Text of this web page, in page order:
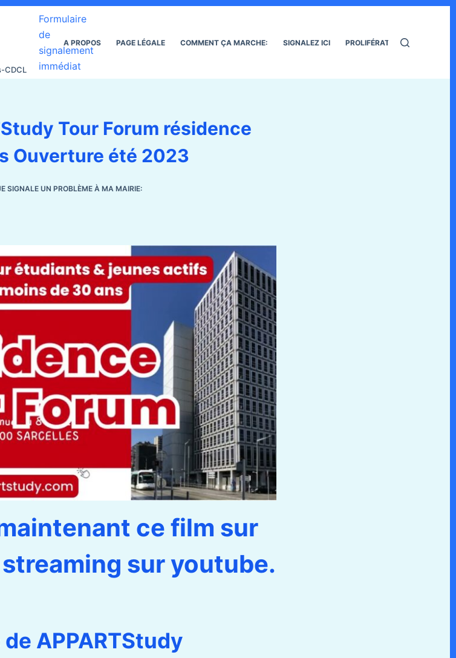
CDCL
Formulaire
de
signalement
immédiat
A PROPOS PAGE LÉGALE COMMENT ÇA MARCHE: SIGNALEZ ICI PROLIFÉRATION DES RATS
Tour Forum résidence
Ouverture été 2023
SIGNALE UN PROBLÈME À MA MAIRIE:
ce film sur
sur youtube.
APPARTStudy